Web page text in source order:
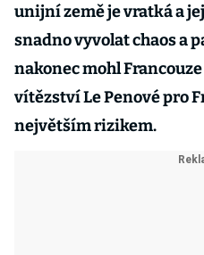
unijní země je vratká a
snadno vyvolat chaos a
nakonec mohl
vítězství Le Penové pro
největším rizikem.